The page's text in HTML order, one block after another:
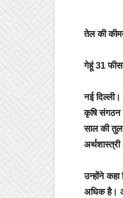
तेल की
गेहूं 31
नई दिल्‍ली।
कृषि संगठन
साल की
उन्होंने
अधिक है।